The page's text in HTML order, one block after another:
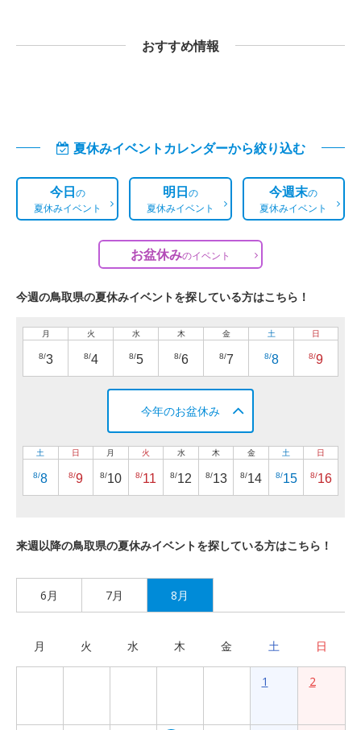
おすすめ情報
夏休みイベントカレンダーから絞り込む
今日の
夏休みイベント
明日の
夏休みイベント
今週末の
夏休みイベント
お盆休みのイベント
今週の鳥取県の夏休みイベントを探している方はこちら！
月
8/3
火
8/4
水
8/5
木
8/6
金
8/7
土
8/8
日
8/9
今年のお盆休み
土
8/8
日
8/9
月
8/10
火
8/11
水
8/12
木
8/13
金
8/14
土
8/15
日
8/16
来週以降の鳥取県の夏休みイベントを探している方はこちら！
6月 7月 8月
月 火 水 木 金 土 日
1 2